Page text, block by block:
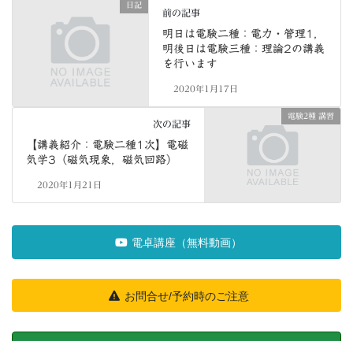
日記
前の記事
明日は電験二種：電力・管理1，
明後日は電験三種：理論2の講義
を行います
2020年1月17日
電験2種 講習
次の記事
【講義紹介：電験二種1次】電磁
気学3（磁気現象，磁気回路）
2020年1月21日
電卓講座（無料動画）
お問合せ/予約時のご注意